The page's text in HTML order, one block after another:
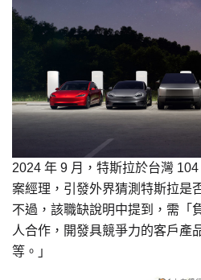
2024 年 9 月，特斯拉於台灣
案經理，引發外界猜測特斯拉是
不過，該職缺說明中提到，需「
人合作，開發具競爭力的客戶產
等。」